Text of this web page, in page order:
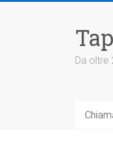
Da oltre